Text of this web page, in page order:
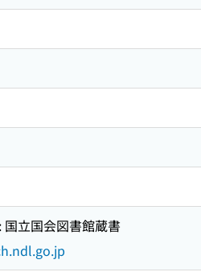
立国会図書館蔵書